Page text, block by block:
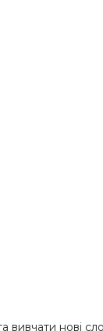
вивчати нові